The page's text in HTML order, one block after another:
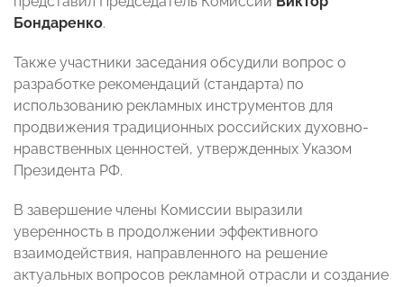
Бондаренко.
Также участники заседания обсудили вопрос о
разработке рекомендаций (стандарта) по
использованию рекламных инструментов для
продвижения традиционных российских духовно-
нравственных ценностей, утвержденных Указом
Президента РФ.
В завершение члены Комиссии выразили
уверенность в продолжении эффективного
взаимодействия, направленного на решение
актуальных вопросов рекламной отрасли и создание